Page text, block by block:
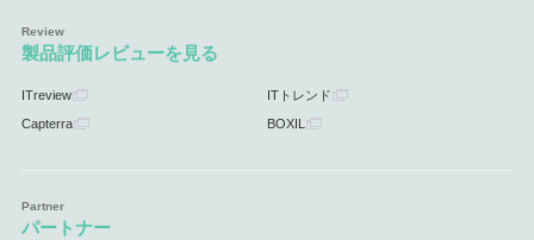
製品評価レビューを見る
ITreview ITトレンド
Capterra BOXIL
パートナー